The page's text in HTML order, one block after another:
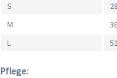
S
M
L
Pflege: